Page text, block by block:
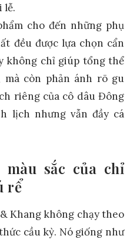
lễ.
cho đến những phụ
đều được lựa chọn cẩn
không chỉ giúp tổng thể
còn phản ánh rõ gu
riêng của cô dâu Đông
lịch nhưng vẫn đầy cá
sắc của chỉ
rể
Khang không chạy theo
cầu kỳ. Nó giống như